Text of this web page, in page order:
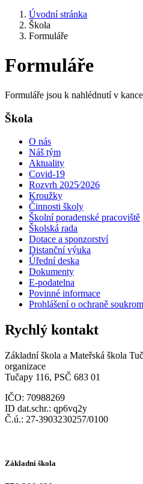
Úvodní stránka
Škola
Formuláře
Formuláře
Formuláře jsou k nahlédnutí v
Škola
O nás
Náš tým
Aktuality
Covid-19
Rozvrh 2025⁄2026
Kroužky
Činnosti školy
Školní poradenské pracoviště
Školská rada
Dotace a sponzorství
Distanční výuka
Úřední deska
Dokumenty
E-podatelna
Povinné informace
Prohlášení o ochraně
Rychlý kontakt
Základní škola a Mateřská škola
organizace
Tučapy 116, PSČ 683 01
IČO: 70988269
ID dat.schr.: qp6vq2y
Č.ú.: 27-3903230257/0100
Základní škola